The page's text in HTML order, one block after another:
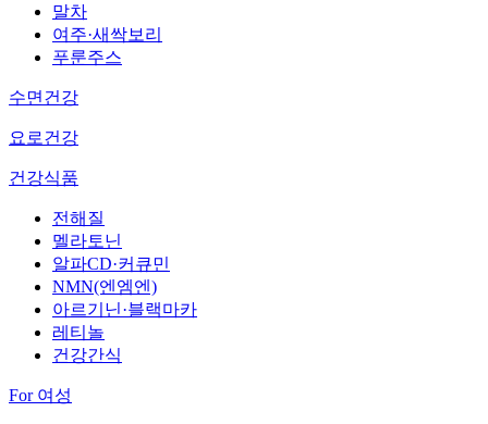
말차
여주·새싹보리
푸룬주스
수면건강
요로건강
건강식품
전해질
멜라토닌
알파CD·커큐민
NMN(엔엠엔)
아르기닌·블랙마카
레티놀
건강간식
For 여성